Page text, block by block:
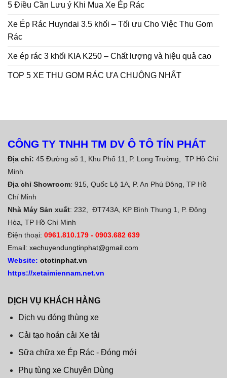
5 Điều Cần Lưu ý Khi Mua Xe Ép Rác
Xe Ép Rác Huyndai 3.5 khối – Tối ưu Cho Việc Thu Gom
Rác
Xe ép rác 3 khối KIA K250 – Chất lượng và hiệu quả cao
TOP 5 XE THU GOM RÁC ƯA CHUỘNG NHẤT
CÔNG TY TNHH TM DV Ô TÔ TÍN PHÁT
Địa chỉ: 45 Đường số 1, Khu Phố 11, P. Long Trường, TP Hồ Chí
Minh
Địa chỉ Showroom: 915, Quốc Lộ 1A, P. An Phú Đông, TP Hồ
Chí Minh
Nhà Máy Sản xuất: 232, ĐT743A, KP Bình Thung 1, P. Đông
Hòa, TP Hồ Chí Minh
Điện thoại: 0961.810.179 - 0903.682 639
Email: xechuyendungtinphat@gmail.com
Website: ototinphat.vn
https://xetaimiennam.net.vn
DỊCH VỤ KHÁCH HÀNG
Dịch vụ đóng thùng xe
Cải tạo hoán cải Xe tải
Sữa chữa xe Ép Rác - Đóng mới
Phụ tùng xe Chuyên Dùng